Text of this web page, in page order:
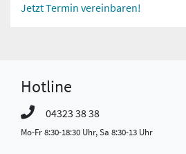
Jetzt Termin vereinbaren!
Hotline
04323 38 38
Mo-Fr 8:30-18:30 Uhr, Sa 8:30-13 Uhr